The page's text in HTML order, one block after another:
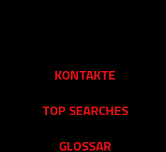
KONTAKTE
TOP SEARCHES
GLOSSAR